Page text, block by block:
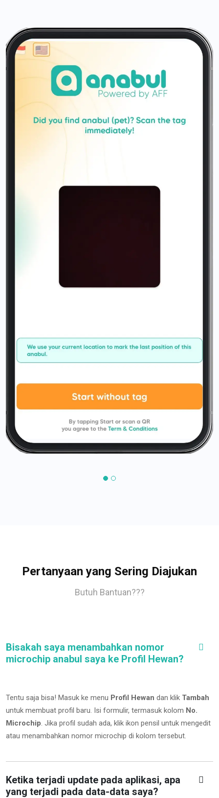
Pertanyaan yang Sering Diajukan
Butuh Bantuan???
Bisakah saya menambahkan nomor
microchip anabul saya ke Profil Hewan?
Tentu saja bisa! Masuk ke menu Profil Hewan dan klik Tambah
untuk membuat profil baru. Isi formulir, termasuk kolom No.
Microchip. Jika profil sudah ada, klik ikon pensil untuk mengedit
atau menambahkan nomor microchip di kolom tersebut.
Ketika terjadi update pada aplikasi, apa
yang terjadi pada data-data saya?